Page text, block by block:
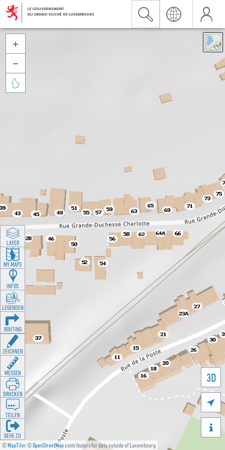
©MapTiler©OpenStreetMapcontributors for data outside of Luxembourg
3D





LAYER
MY MAPS
INFOS
LEGENDEN
ROUTING
ZEICHNEN
MESSEN
DRUCKEN
TEILEN
GEHE ZU